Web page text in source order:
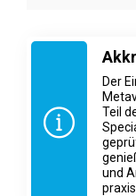
Der
Teil
und